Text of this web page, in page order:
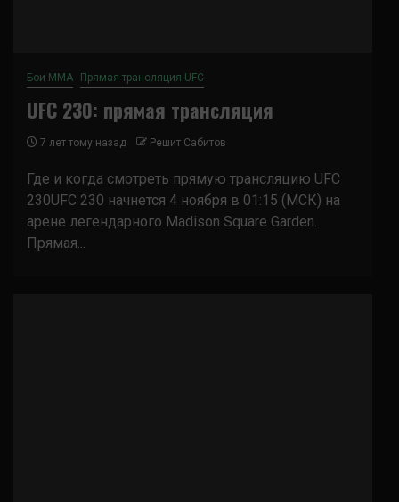
Бои ММА Прямая трансляция UFC
UFC 230: прямая трансляция
7 лет тому назад Решит Сабитов
Где и когда смотреть прямую трансляцию UFC
230UFC 230 начнется 4 ноября в 01:15 (МСК) на
арене легендарного Madison Square Garden.
Прямая...